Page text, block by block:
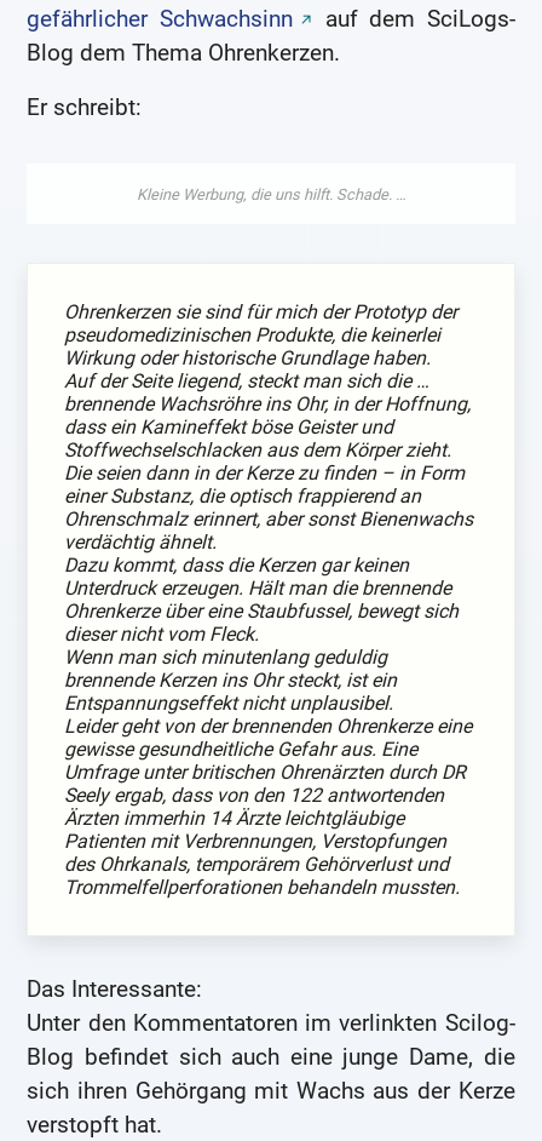
gefährlicher Schwachsinn
auf dem SciLogs-
Blog dem Thema Ohrenkerzen.
Er schreibt:
Ohrenkerzen sie sind für mich der Prototyp der
pseudomedizinischen Produkte, die keinerlei
Wirkung oder historische Grundlage haben.
Auf der Seite liegend, steckt man sich die …
brennende Wachsröhre ins Ohr, in der Hoffnung,
dass ein Kamineffekt böse Geister und
Stoffwechselschlacken aus dem Körper zieht.
Die seien dann in der Kerze zu finden – in Form
einer Substanz, die optisch frappierend an
Ohrenschmalz erinnert, aber sonst Bienenwachs
verdächtig ähnelt.
Dazu kommt, dass die Kerzen gar keinen
Unterdruck erzeugen. Hält man die brennende
Ohrenkerze über eine Staubfussel, bewegt sich
dieser nicht vom Fleck.
Wenn man sich minutenlang geduldig
brennende Kerzen ins Ohr steckt, ist ein
Entspannungseffekt nicht unplausibel.
Leider geht von der brennenden Ohrenkerze eine
gewisse gesundheitliche Gefahr aus. Eine
Umfrage unter britischen Ohrenärzten durch DR
Seely ergab, dass von den 122 antwortenden
Ärzten immerhin 14 Ärzte leichtgläubige
Patienten mit Verbrennungen, Verstopfungen
des Ohrkanals, temporärem Gehörverlust und
Trommelfellperforationen behandeln mussten.
Das Interessante:
Unter den Kommentatoren im verlinkten Scilog-
Blog befindet sich auch eine junge Dame, die
sich ihren Gehörgang mit Wachs aus der Kerze
verstopft hat.